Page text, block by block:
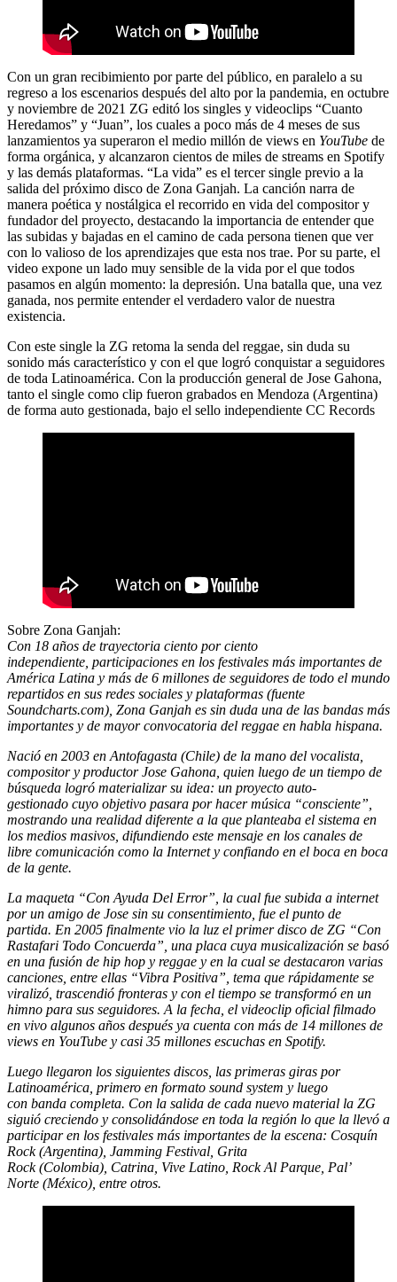
Con un gran recibimiento por parte del público, en paralelo a su
regreso a los escenarios después del alto por la pandemia, en octubre
y noviembre de 2021 ZG editó los singles y videoclips “Cuanto
Heredamos” y “Juan”, los cuales a poco más de 4 meses de sus
lanzamientos ya superaron el medio millón de views en YouTube de
forma orgánica, y alcanzaron cientos de miles de streams en Spotify
y las demás plataformas. “La vida” es el tercer single previo a la
salida del próximo disco de Zona Ganjah. La canción narra de
manera poética y nostálgica el recorrido en vida del compositor y
fundador del proyecto, destacando la importancia de entender que
las subidas y bajadas en el camino de cada persona tienen que ver
con lo valioso de los aprendizajes que esta nos trae. Por su parte, el
video expone un lado muy sensible de la vida por el que todos
pasamos en algún momento: la depresión. Una batalla que, una vez
ganada, nos permite entender el verdadero valor de nuestra
existencia.
Con este single la ZG retoma la senda del reggae, sin duda su
sonido más característico y con el que logró conquistar a seguidores
de toda Latinoamérica. Con la producción general de Jose Gahona,
tanto el single como clip fueron grabados en Mendoza (Argentina)
de forma auto gestionada, bajo el sello independiente CC Records
Sobre Zona Ganjah:
Con 18 años de trayectoria ciento por ciento
independiente, participaciones en los festivales más importantes de
América Latina y más de 6 millones de seguidores de todo el mundo
repartidos en sus redes sociales y plataformas (fuente
Soundcharts.com), Zona Ganjah es sin duda una de las bandas más
importantes y de mayor convocatoria del reggae en habla hispana.
Nació en 2003 en Antofagasta (Chile) de la mano del vocalista,
compositor y productor Jose Gahona , quien luego de un tiempo de
búsqueda logró materializar su idea: un proyecto auto-
gestionado cuyo objetivo pasara por hacermúsica “consciente”
mostrando una realidad diferente a la que planteaba el sistema en
los medios masivos, difundiendo este mensaje en los canales de
libre comunicación como la Internet y confiando en el boca en boca
de la gente.
La maqueta “Con Ayuda Del Error” , la cual fue subida a internet
por un amigo de Jose sin su consentimiento, fue el punto de
partida. En 2005 finalmente vio la luz el primer disco de ZG “Con
Rastafari Todo Concuerda” , una placa cuya musicalización se basó
en una fusión de hip hop y reggae y en la cual se destacaron varias
canciones, entre ellas “Vibra Positiva” , tema que rápidamente se
viralizó, trascendió fronteras y con el tiempo se transformó en un
himno para sus seguidores. A la fecha, el videoclip oficial filmado
en vivo algunos años después ya cuenta con más de 14 millones de
views en YouTube y casi 35 millones escuchas en Spotify.
Luego llegaron los siguientes discos, las primeras giras por
Latinoamérica , primero en formato sound system y luego
con banda completa. Con la salida de cada nuevo material la ZG
siguió creciendo y consolidándose en toda la región lo que la llevó a
participar en los festivales más importantes de la escena: Cosquín
Rock(Argentina), Jamming Festival Grita
Rock(Colombia), Catrina Vive Latino Rock Al Parque Pal’
Norte (México), entre otros.